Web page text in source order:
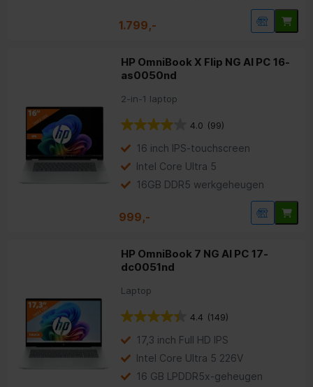
1.799,-
HP OmniBook X Flip NG AI PC 16-
as0050nd
2-in-1 laptop
4.0 (99)
16 inch IPS-touchscreen
Intel Core Ultra 5
16GB DDR5 werkgeheugen
999,-
HP OmniBook 7 NG AI PC 17-
dc0051nd
Laptop
4.4 (149)
17,3 inch Full HD IPS
Intel Core Ultra 5 226V
16 GB LPDDR5x-geheugen